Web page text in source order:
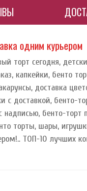
одним курьером
торт сегодня,
капкейки, бенто
доставка
с доставкой, бенто-
бенто-торт
торты, шары,
ТОП-10 лучших